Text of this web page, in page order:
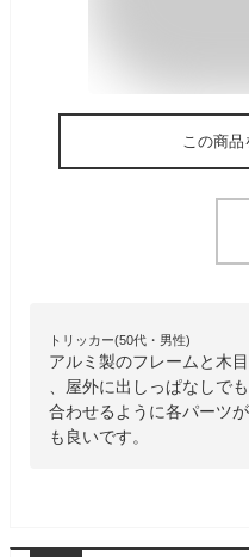
この商
トリッカー(50代・男性)
アルミ製のフレームと木
、屋外に出しっぱなしで
合わせるように各パーツ
も良いです。